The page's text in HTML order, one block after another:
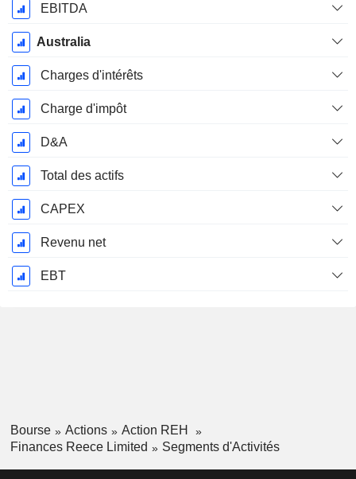
EBITDA
Australia
Charges d'intérêts
Charge d'impôt
D&A
Total des actifs
CAPEX
Revenu net
EBT
Bourse Actions
Action REH
Finances Reece Limited
Segments d'Activités